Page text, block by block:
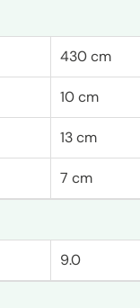
430 cm
10 cm
13 cm
7 cm
9.0